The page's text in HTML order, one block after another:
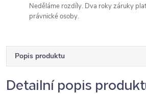
Neděláme rozdíly. Dva roky záruky
právnické osoby.
Popis produktu
Detailní popis